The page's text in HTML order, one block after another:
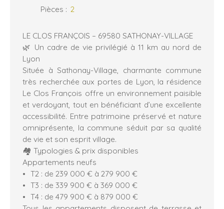
Pièces : 2
LE CLOS FRANÇOIS – 69580 SATHONAY-VILLAGE
🌿 Un cadre de vie privilégié à 11 km au nord de
Lyon
Située à Sathonay-Village, charmante commune
très recherchée aux portes de Lyon, la résidence
Le Clos François offre un environnement paisible
et verdoyant, tout en bénéficiant d’une excellente
accessibilité. Entre patrimoine préservé et nature
omniprésente, la commune séduit par sa qualité
de vie et son esprit village.
🏘️ Typologies & prix disponibles
Appartements neufs
T2 : de 239 000 € à 279 900 €
T3 : de 339 900 € à 369 000 €
T4 : de 479 900 € à 879 000 €